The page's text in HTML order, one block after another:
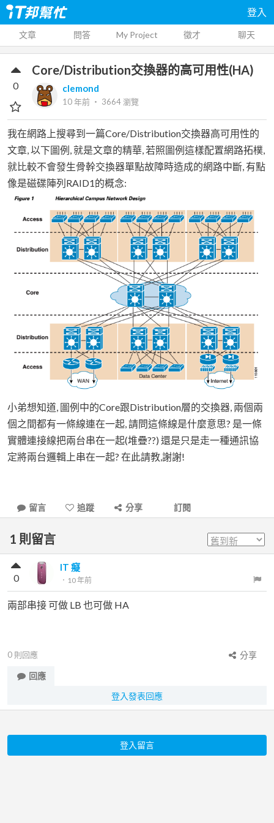
登入
文章 問答 My Project 徵才 聊天
Core/Distribution交換器的高可用性(HA)
clemond
10 年前 ‧ 3664瀏覽
0
我在網路上搜尋到一篇Core/Distribution交換器高可用性的
文章, 以下圖例, 就是文章的精華, 若照圖例這樣配置網路拓樸,
就比較不會發生骨幹交換器單點故障時造成的網路中斷, 有點
像是磁碟陣列RAID1的概念:
小弟想知道, 圖例中的Core跟Distribution層的交換器, 兩個兩
個之間都有一條線連在一起, 請問這條線是什麼意思? 是一條
實體連接線把兩台串在一起(堆疊??) 還是只是走一種通訊協
定將兩台邏輯上串在一起? 在此請教,謝謝!
留言 追蹤 分享 訂閱
1 則留言
IT 癡
． 10 年前
0
兩部串接 可做 LB 也可做 HA
0 則回應
分享
回應
登入發表回應
登入留言